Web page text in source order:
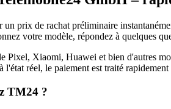
prix de rachat préliminaire
votre modèle, répondez à quelques
Pixel, Xiaomi, Huawei et bien d'autres
réel, le paiement est traité
TM24 ?